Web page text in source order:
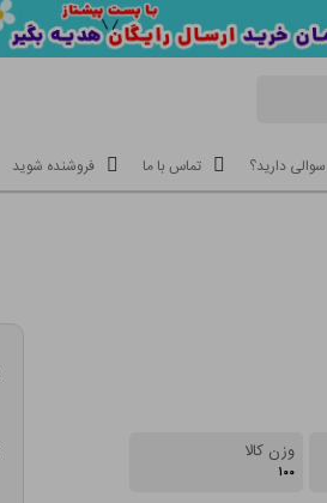
سوالی دارید؟ تماس با ما فروشنده شوید
وزن کالا
۱۰۰